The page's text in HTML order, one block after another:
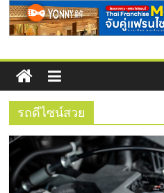
ร้านเครื่องเสียง
โซลูชันระบบภา
รวม
ข้อมูล
ธุรกิจ
SME
แห่ง
รถดีไซน์สวย